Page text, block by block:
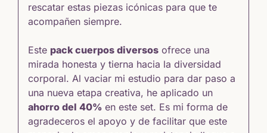
rescatar estas piezas icónicas para que te
acompañen siempre.
Este pack cuerpos diversos ofrece una
mirada honesta y tierna hacia la diversidad
corporal. Al vaciar mi estudio para dar paso a
una nueva etapa creativa, he aplicado un
ahorro del 40% en este set. Es mi forma de
agradeceros el apoyo y de facilitar que este